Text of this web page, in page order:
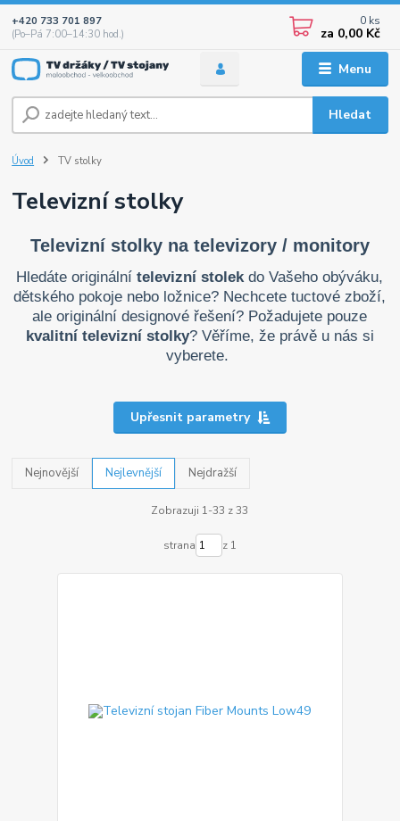
Menu
Hledat
+420 733 701 897
(Po–Pá 7:00–14:30 hod.)
0 ks
za 0,00 Kč
Úvod TV stolky
Televizní stolky
Televizní stolky na televizory / monitory
Hledáte originální televizní stolekdo Vašeho obýváku,
dětského pokoje nebo ložnice? Nechcete tuctové zboží,
ale originální designové řešení? Požadujete pouze
kvalitní televizní stolky? Věříme, že právě u nás si
vyberete.
Upřesnit parametry
Nejnovější Nejlevnější Nejdražší
Zobrazuji 1-33 z 33
strana z 1